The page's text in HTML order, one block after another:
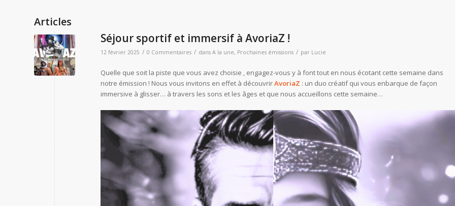
Articles
Séjour sportif et immersif à AvoriaZ !
12 février 2025 / 0 Commentaires / dans A la une, Prochaines émissions / par Lucie
Quelle que soit la piste que vous avez choisie , engagez-vous y à font tout en nous écotant cette semaine dans
notre émission ! Nous vous invitons en effet à découvrirAvoriaZ : un duo créatif qui vous enbarque de façon
immersive à glisser… à travers les sons et les âges et que nous accueillons cette semaine…